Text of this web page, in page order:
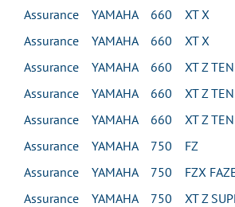
Assurance YAMAHA 660 XT X
Assurance YAMAHA 660 XT X
Assurance YAMAHA 660 XT Z
Assurance YAMAHA 660 XT Z
Assurance YAMAHA 660 XT Z
Assurance YAMAHA 750 FZ
Assurance YAMAHA 750 FZX
Assurance YAMAHA 750 XT Z